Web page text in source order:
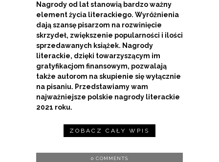
Nagrody od lat stanowią bardzo ważny
element życia literackiego. Wyróżnienia
dają szansę pisarzom na rozwinięcie
skrzydeł, zwiększenie popularności i ilości
sprzedawanych książek. Nagrody
literackie, dzięki towarzyszącym im
gratyfikacjom finansowym, pozwalają
także autorom na skupienie się wyłącznie
na pisaniu. Przedstawiamy wam
najważniejsze polskie nagrody literackie
2021 roku.
ZOBACZ CAŁY WPIS
0 COMMENTS